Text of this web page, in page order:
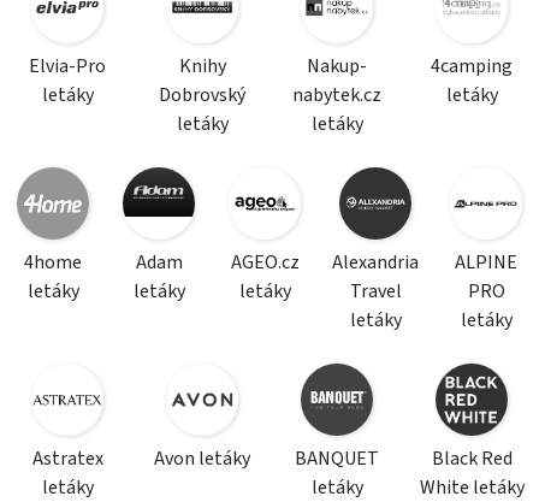
Elvia-Pro
letáky
Knihy
Dobrovský
letáky
Nakup-
nabytek.cz
letáky
4camping
letáky
4home
letáky
Adam
letáky
AGEO.cz
letáky
Alexandria
Travel
letáky
ALPINE
PRO
letáky
Astratex
letáky
Avon letáky
BANQUET
letáky
Black Red
White letáky